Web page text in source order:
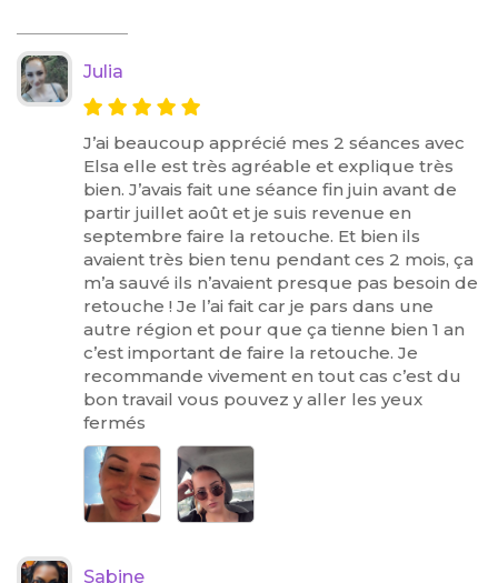
Julia
J’ai beaucoup apprécié mes 2 séances avec
Elsa elle est très agréable et explique très
bien. J’avais fait une séance fin juin avant de
partir juillet août et je suis revenue en
septembre faire la retouche. Et bien ils
avaient très bien tenu pendant ces 2 mois, ça
m’a sauvé ils n’avaient presque pas besoin de
retouche ! Je l’ai fait car je pars dans une
autre région et pour que ça tienne bien 1 an
c’est important de faire la retouche. Je
recommande vivement en tout cas c’est du
bon travail vous pouvez y aller les yeux
fermés
Sabine